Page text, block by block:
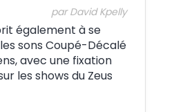
par David Kpelly
également à se
sons Coupé-Décalé
avec une fixation
les shows du Zeus